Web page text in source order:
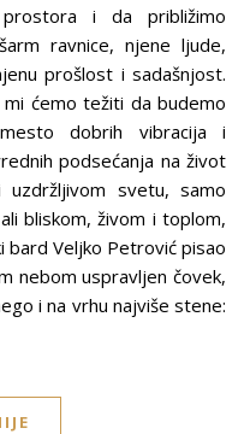
i da približimo
ravnice, njene ljude,
prošlost i sadašnjost.
ćemo težiti da budemo
dobrih vibracija i
podsećanja na život
svetu, samo
bliskom, živom i toplom,
bard Veljko Petrović pisao
nebom uspravljen čovek,
i na vrhu najviše stene: